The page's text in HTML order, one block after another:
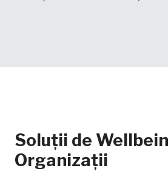
Soluții de
Organizații